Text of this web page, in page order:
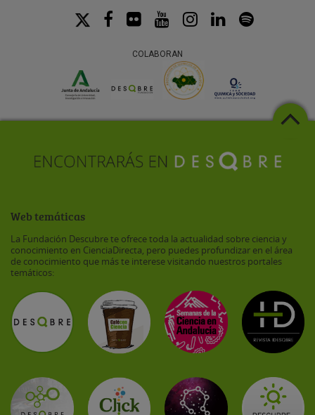
COLABORAN
Web temáticas
La Fundación Descubre te ofrece toda la actualidad sobre ciencia y
conocimiento en CienciaDirecta, pero puedes profundizar en el área
de conocimiento que más te interese visitando nuestros portales
temáticos: